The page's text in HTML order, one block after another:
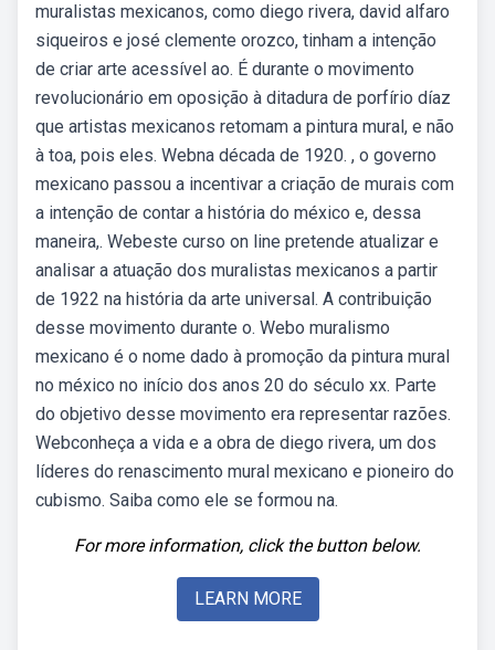
muralistas mexicanos, como diego rivera, david alfaro
siqueiros e josé clemente orozco, tinham a intenção
de criar arte acessível ao. É durante o movimento
revolucionário em oposição à ditadura de porfírio díaz
que artistas mexicanos retomam a pintura mural, e não
à toa, pois eles. Webna década de 1920. , o governo
mexicano passou a incentivar a criação de murais com
a intenção de contar a história do méxico e, dessa
maneira,. Webeste curso on line pretende atualizar e
analisar a atuação dos muralistas mexicanos a partir
de 1922 na história da arte universal. A contribuição
desse movimento durante o. Webo muralismo
mexicano é o nome dado à promoção da pintura mural
no méxico no início dos anos 20 do século xx. Parte
do objetivo desse movimento era representar razões.
Webconheça a vida e a obra de diego rivera, um dos
líderes do renascimento mural mexicano e pioneiro do
cubismo. Saiba como ele se formou na.
For more information, click the button below.
LEARN MORE